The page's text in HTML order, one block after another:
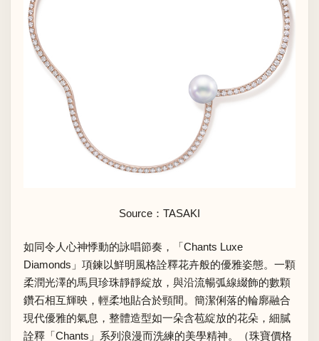
Source： TASAKI
如同令人心神悸動的詠唱節奏，「Chants Luxe
Diamonds」項鍊以鮮明風格詮釋花卉般的優雅姿態。一顆
柔潤光澤的馬貝珍珠靜靜綻放，與沿流暢弧線綴飾的數顆
鑽石相互輝映，輕柔地貼合於頸間。簡潔俐落的輪廓融合
現代優雅的氣息，整體造型如一朵含苞綻放的花朵，細膩
詮釋「Chants」系列浪漫而洗練的美學精神。（珠寶價格